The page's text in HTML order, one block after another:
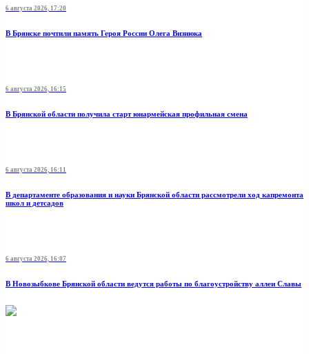
6 августа 2026, 17:20
В Брянске почтили память Героя России Олега Визнюка
6 августа 2026, 16:15
В Брянской области получила старт юнармейская профильная смена
6 августа 2026, 16:11
В департаменте образования и науки Брянской области рассмотрели ход капремонта
школ и детсадов
6 августа 2026, 16:07
В Новозыбкове Брянской области ведутся работы по благоустройству аллеи Славы